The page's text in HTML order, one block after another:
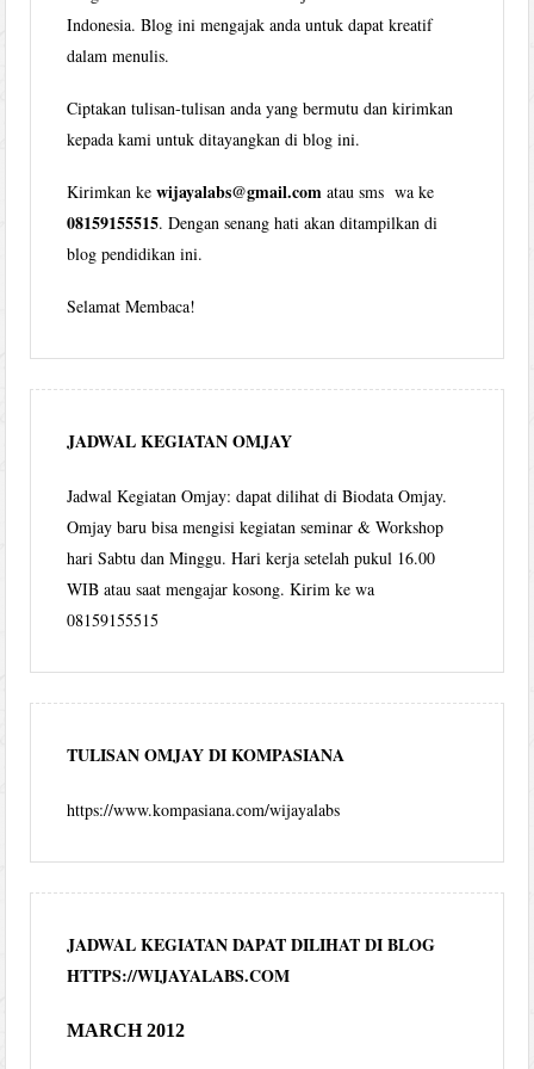
Indonesia. Blog ini mengajak anda untuk dapat kreatif
dalam menulis.
Ciptakan tulisan-tulisan anda yang bermutu dan kirimkan
kepada kami untuk ditayangkan di blog ini.
Kirimkan kewijayalabs@gmail.com atau sms wa ke
08159155515. Dengan senang hati akan ditampilkan di
blog pendidikan ini.
Selamat Membaca!
JADWAL KEGIATAN OMJAY
Jadwal Kegiatan Omjay: dapat dilihat di Biodata Omjay.
Omjay baru bisa mengisi kegiatan seminar & Workshop
hari Sabtu dan Minggu. Hari kerja setelah pukul 16.00
WIB atau saat mengajar kosong. Kirim ke wa
08159155515
TULISAN OMJAY DI KOMPASIANA
https://www.kompasiana.com/wijayalabs
JADWAL KEGIATAN DAPAT DILIHAT DI BLOG
HTTPS://WIJAYALABS.COM
MARCH 2012